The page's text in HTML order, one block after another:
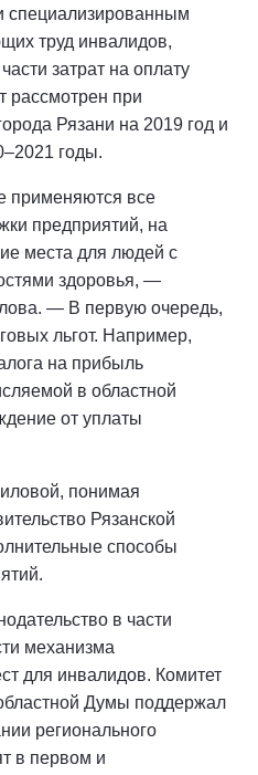
специализированным
труд инвалидов,
затрат на оплату
рассмотрен при
Рязани на 2019 год и
годы.
применяются все
предприятий, на
места для людей с
здоровья, —
— В первую очередь,
льгот. Например,
на прибыль
в областной
от уплаты
понимая
Рязанской
способы
в части
механизма
для инвалидов. Комитет
Думы поддержал
регионального
в первом и